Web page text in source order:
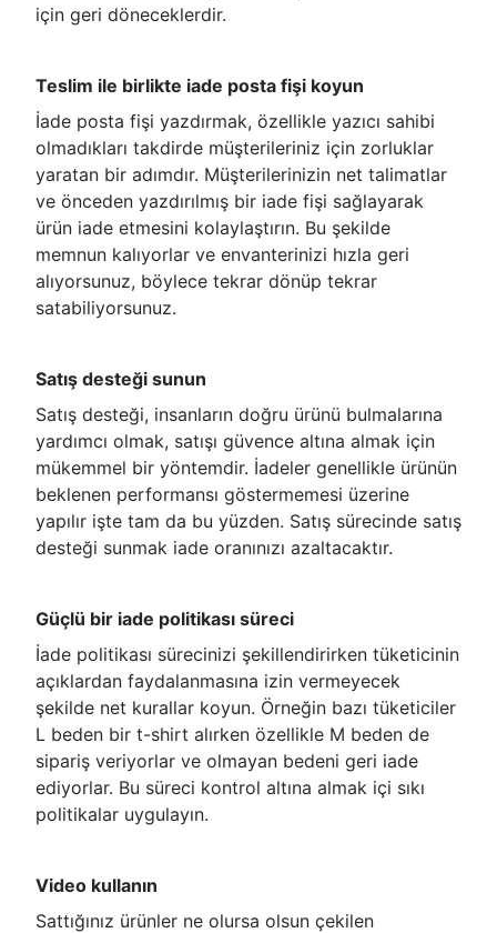
için geri döneceklerdir.
Teslim ile birlikte iade posta fişi koyun
İade posta fişi yazdırmak, özellikle yazıcı sahibi
olmadıkları takdirde müşterileriniz için zorluklar
yaratan bir adımdır. Müşterilerinizin net talimatlar
ve önceden yazdırılmış bir iade fişi sağlayarak
ürün iade etmesini kolaylaştırın. Bu şekilde
memnun kalıyorlar ve envanterinizi hızla geri
alıyorsunuz, böylece tekrar dönüp tekrar
satabiliyorsunuz.
Satış desteği sunun
Satış desteği, insanların doğru ürünü bulmalarına
yardımcı olmak, satışı güvence altına almak için
mükemmel bir yöntemdir. İadeler genellikle ürünün
beklenen performansı göstermemesi üzerine
yapılır işte tam da bu yüzden. Satış sürecinde satış
desteği sunmak iade oranınızı azaltacaktır.
Güçlü bir iade politikası süreci
İade politikası sürecinizi şekillendirirken tüketicinin
açıklardan faydalanmasına izin vermeyecek
şekilde net kurallar koyun. Örneğin bazı tüketiciler
L beden bir t-shirt alırken özellikle M beden de
sipariş veriyorlar ve olmayan bedeni geri iade
ediyorlar. Bu süreci kontrol altına almak içi sıkı
politikalar uygulayın.
Video kullanın
Sattığınız ürünler ne olursa olsun çekilen